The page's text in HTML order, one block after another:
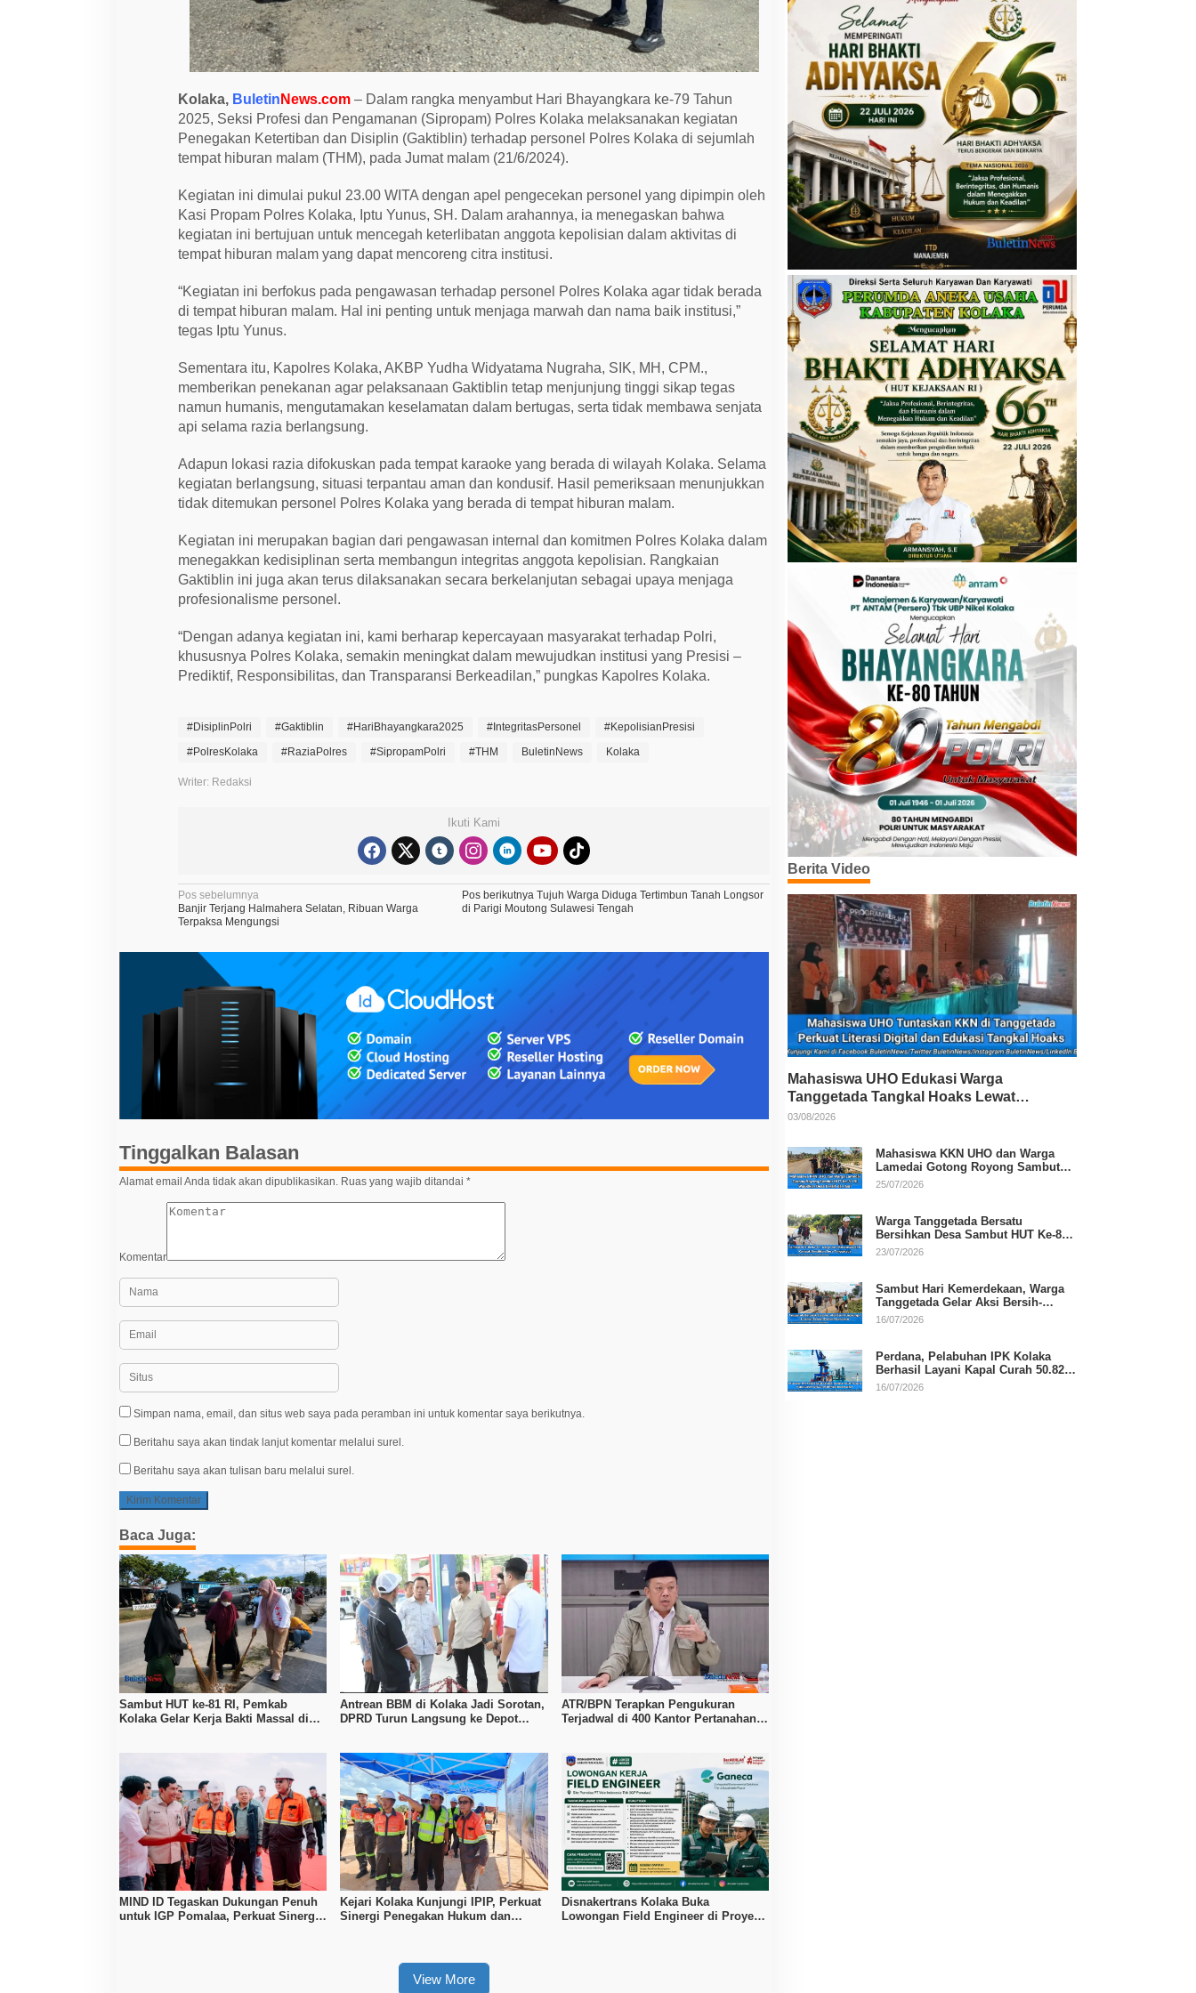
p
a
m
P
o
e
s
K
o
l
a
G
l
a
a
k
t
i
n
T
Kolaka, Buletin News.com – Dalam rangka menyambut Hari Bhayangkara ke-79 Tahun
2025, Seksi Profesi dan Pengamanan (Sipropam) Polres Kolaka melaksanakan kegiatan
Penegakan Ketertiban dan Disiplin (Gaktiblin) terhadap personel Polres Kolaka di sejumlah
tempat hiburan malam (THM), pada Jumat malam (21/6/2024).
Kegiatan ini dimulai pukul 23.00 WITA dengan apel pengecekan personel yang dipimpin oleh
Kasi Propam Polres Kolaka, Iptu Yunus, SH. Dalam arahannya, ia menegaskan bahwa
kegiatan ini bertujuan untuk mencegah keterlibatan anggota kepolisian dalam aktivitas di
tempat hiburan malam yang dapat mencoreng citra institusi.
“Kegiatan ini berfokus pada pengawasan terhadap personel Polres Kolaka agar tidak berada
di tempat hiburan malam. Hal ini penting untuk menjaga marwah dan nama baik institusi,”
tegas Iptu Yunus.
Sementara itu, Kapolres Kolaka, AKBP Yudha Widyatama Nugraha, SIK, MH, CPM.,
memberikan penekanan agar pelaksanaan Gaktiblin tetap menjunjung tinggi sikap tegas
namun humanis, mengutamakan keselamatan dalam bertugas, serta tidak membawa senjata
api selama razia berlangsung.
Adapun lokasi razia difokuskan pada tempat karaoke yang berada di wilayah Kolaka. Selama
kegiatan berlangsung, situasi terpantau aman dan kondusif. Hasil pemeriksaan menunjukkan
tidak ditemukan personel Polres Kolaka yang berada di tempat hiburan malam.
Kegiatan ini merupakan bagian dari pengawasan internal dan komitmen Polres Kolaka dalam
menegakkan kedisiplinan serta membangun integritas anggota kepolisian. Rangkaian
Gaktiblin ini juga akan terus dilaksanakan secara berkelanjutan sebagai upaya menjaga
profesionalisme personel.
“Dengan adanya kegiatan ini, kami berharap kepercayaan masyarakat terhadap Polri,
khususnya Polres Kolaka, semakin meningkat dalam mewujudkan institusi yang Presisi –
Prediktif, Responsibilitas, dan Transparansi Berkeadilan,” pungkas Kapolres Kolaka.
#DisiplinPolri #Gaktiblin #HariBhayangkara2025 #IntegritasPersonel
#KepolisianPresisi
#PolresKolaka
#RaziaPolres #SipropamPolri #THM BuletinNews Kolaka
Writer: Redaksi
Ikuti Kami
N
a
v
g
a
Pos sebelumnya
Banjir Terjang Halmahera Selatan, Ribuan Warga
Terpaksa Mengungsi
Pos berikutnya Tujuh Warga Diduga Tertimbun Tanah Longsor
di Parigi Moutong Sulawesi Tengah
Tinggalkan Balasan
Alamat email Anda tidak akan dipublikasikan. Ruas yang wajib ditandai *
Komentar
Simpan nama, email, dan situs web saya pada peramban ini untuk komentar saya berikutnya.
Beritahu saya akan tindak lanjut komentar melalui surel.
Beritahu saya akan tulisan baru melalui surel.
Baca Juga:
Sambut HUT ke-81 RI, Pemkab
Kolaka Gelar Kerja Bakti Massal di
Antrean BBM di Kolaka Jadi Sorotan,
DPRD Turun Langsung ke Depot
ATR/BPN Terapkan Pengukuran
Terjadwal di 400 Kantor Pertanahan,
MIND ID Tegaskan Dukungan Penuh
untuk IGP Pomalaa, Perkuat Sinergi
Kejari Kolaka Kunjungi IPIP, Perkuat
Sinergi Penegakan Hukum dan
Disnakertrans Kolaka Buka
Lowongan Field Engineer di Proyek
View More
Berita Video
Mahasiswa UHO Edukasi Warga
Tanggetada Tangkal Hoaks Lewat
Program Literasi
03/08/2026
Mahasiswa KKN UHO dan Warga
Lamedai Gotong Royong Sambut
HUT Ke-81 RI
25/07/2026
Warga Tanggetada Bersatu
Bersihkan Desa Sambut HUT Ke-81
RI
23/07/2026
Sambut Hari Kemerdekaan, Warga
Tanggetada Gelar Aksi Bersih-
Bersih Desa
16/07/2026
Perdana, Pelabuhan IPK Kolaka
Berhasil Layani Kapal Curah 50.820
Ton
16/07/2026